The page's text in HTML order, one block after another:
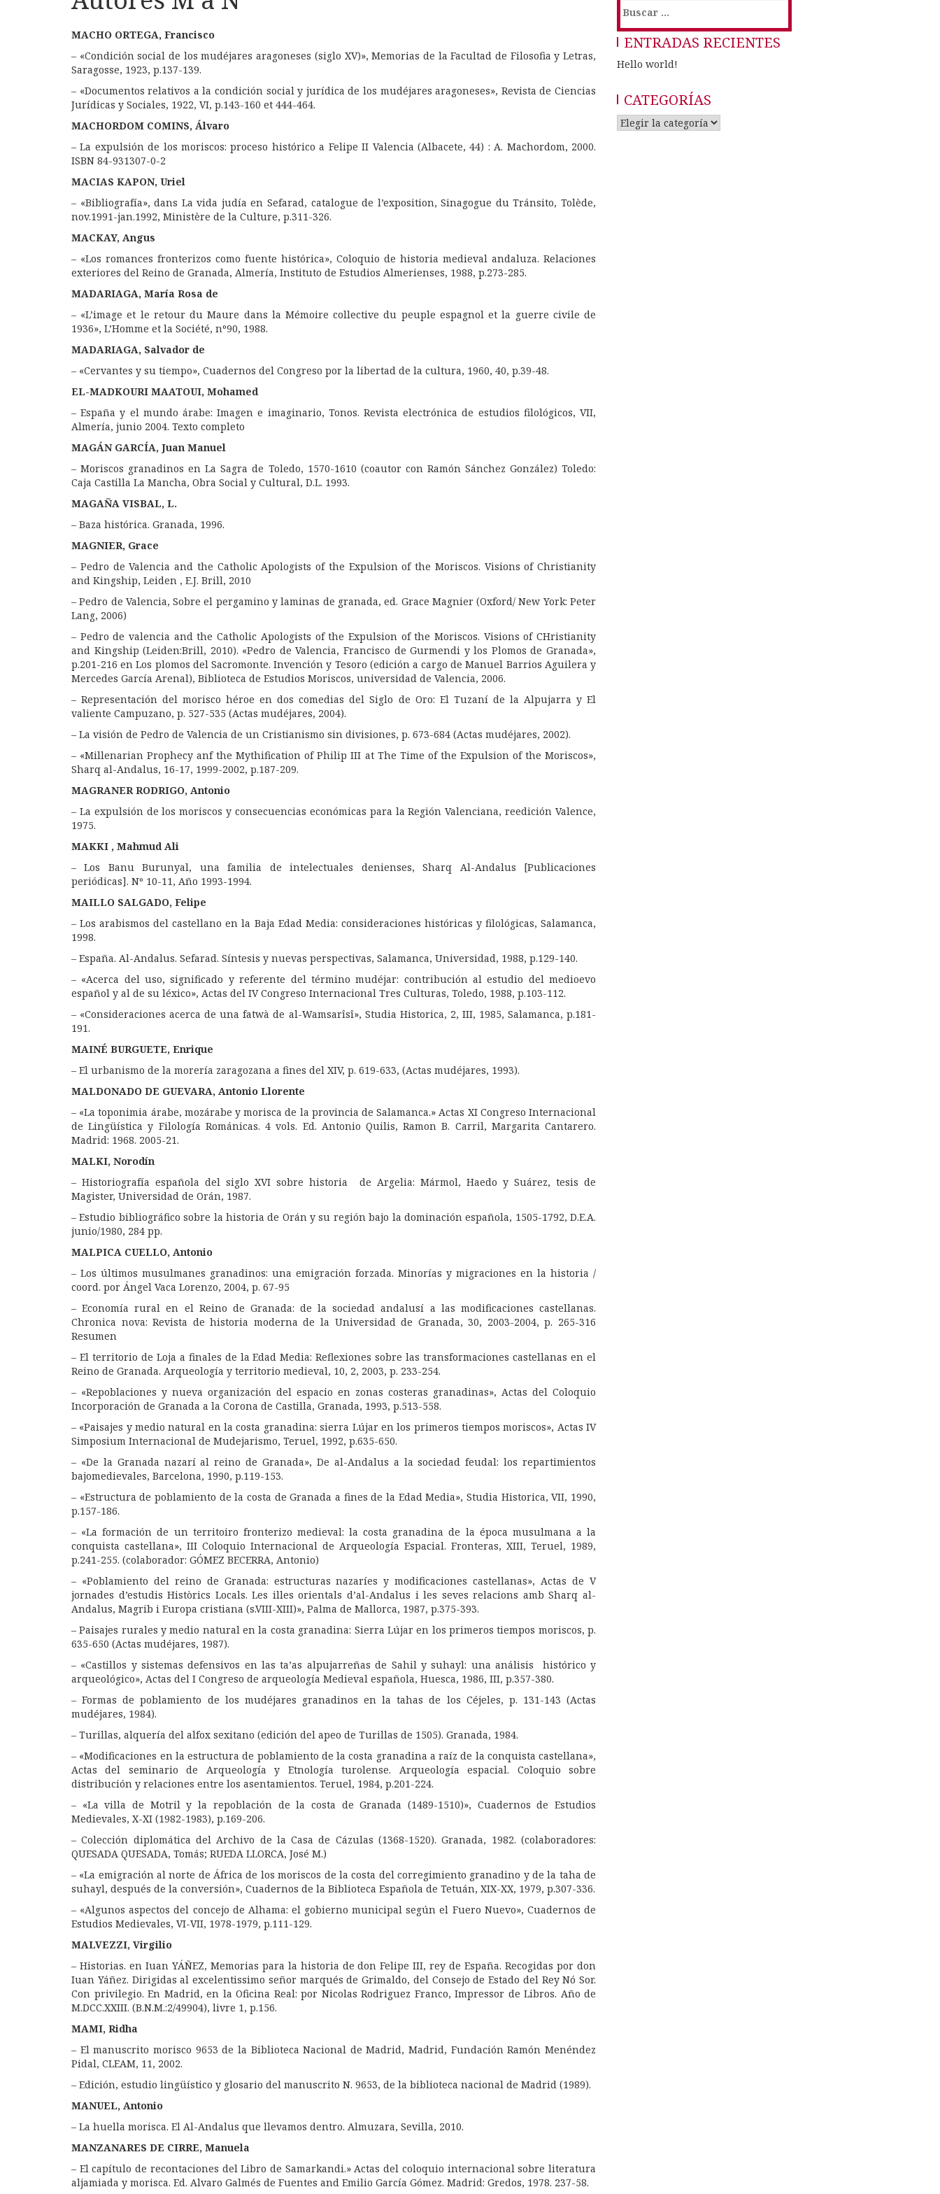
MACHO ORTEGA, Francisco
– «Condición social de los mudéjares aragoneses (siglo XV)», Memorias de la Facultad de Filosofia y Letras,
Saragosse, 1923, p.137-139.
– «Documentos relativos a la condición social y jurídica de los mudéjares aragoneses», Revista de Ciencias
Jurídicas y Sociales, 1922, VI, p.143-160 et 444-464.
MACHORDOM COMINS, Álvaro
–La expulsión de los moriscos: proceso histórico a Felipe II Valencia (Albacete, 44) : A. Machordom, 2000.
ISBN 84-931307-0-2
MACIAS KAPON, Uriel
– «Bibliografía», dans La vida judía en Sefarad, catalogue de l’exposition, Sinagogue du Tránsito, Tolède,
nov.1991-jan.1992, Ministère de la Culture, p.311-326.
MACKAY, Angus
– «Los romances fronterizos como fuente histórica», Coloquio de historia medieval andaluza. Relaciones
exteriores del Reino de Granada, Almería, Instituto de Estudios Almerienses, 1988, p.273-285.
MADARIAGA, María Rosa de
– «L’image et le retour du Maure dans la Mémoire collective du peuple espagnol et la guerre civile de
1936», L’Homme et la Société, nº90, 1988.
MADARIAGA, Salvador de
– «Cervantes y su tiempo», Cuadernos del Congreso por la libertad de la cultura, 1960, 40, p.39-48.
EL-MADKOURI MAATOUI, Mohamed
– España y el mundo árabe: Imagen e imaginario, Tonos. Revista electrónica de estudios filológicos, VII,
Almería, junio 2004. Texto completo
MAGÁN GARCÍA, Juan Manuel
–Moriscos granadinos en La Sagra de Toledo, 1570-1610 (coautor con Ramón Sánchez González) Toledo:
Caja Castilla La Mancha, Obra Social y Cultural, D.L. 1993.
MAGAÑA VISBAL, L.
– Baza histórica. Granada, 1996.
MAGNIER, Grace
– Pedro de Valencia and the Catholic Apologists of the Expulsion of the Moriscos. Visions of Christianity
and Kingship, Leiden , E.J. Brill, 2010
– Pedro de Valencia, Sobre el pergamino y laminas de granada, ed. Grace Magnier (Oxford/ New York: Peter
Lang, 2006)
– Pedro de valencia and the Catholic Apologists of the Expulsion of the Moriscos. Visions of CHristianity
and Kingship (Leiden:Brill, 2010). «Pedro de Valencia, Francisco de Gurmendi y los Plomos de Granada»,
p.201-216 en Los plomos del Sacromonte. Invención y Tesoro (edición a cargo de Manuel Barrios Aguilera y
Mercedes García Arenal), Biblioteca de Estudios Moriscos, universidad de Valencia, 2006.
– Representación del morisco héroe en dos comedias del Siglo de Oro: El Tuzaní de la Alpujarra y El
valiente Campuzano, p. 527-535 (Actas mudéjares, 2004).
– La visión de Pedro de Valencia de un Cristianismo sin divisiones, p. 673-684 (Actas mudéjares, 2002).
– «Millenarian Prophecy anf the Mythification of Philip III at The Time of the Expulsion of the Moriscos»,
Sharq al-Andalus, 16-17, 1999-2002, p.187-209.
MAGRANER RODRIGO, Antonio
– La expulsión de los moriscos y consecuencias económicas para la Región Valenciana, reedición Valence,
1975.
MAKKI , Mahmud Ali
–Los Banu Burunyal, una familia de intelectuales denienses,Sharq Al-Andalus [Publicaciones
periódicas]. Nº 10-11, Año 1993-1994.
MAILLO SALGADO, Felipe
– Los arabismos del castellano en la Baja Edad Media: consideraciones históricas y filológicas, Salamanca,
1998.
– España. Al-Andalus. Sefarad. Síntesis y nuevas perspectivas, Salamanca, Universidad, 1988, p.129-140.
– «Acerca del uso, significado y referente del término mudéjar: contribución al estudio del medioevo
español y al de su léxico», Actas del IV Congreso Internacional Tres Culturas, Toledo, 1988, p.103-112.
– «Consideraciones acerca de una fatwà de al-Wamsarîsî», Studia Historica, 2, III, 1985, Salamanca, p.181-
191.
MAINÉ BURGUETE, Enrique
– El urbanismo de la morería zaragozana a fines del XIV, p. 619-633, (Actas mudéjares, 1993).
MALDONADO DE GUEVARA, Antonio Llorente
– «La toponimia árabe, mozárabe y morisca de la provincia de Salamanca.» Actas XI Congreso Internacional
de Lingüística y Filología Románicas. 4 vols. Ed. Antonio Quilis, Ramon B. Carril, Margarita Cantarero.
Madrid: 1968. 2005-21.
MALKI, Norodín
– Historiografía española del siglo XVI sobre historia de Argelia: Mármol, Haedo y Suárez, tesis de
Magister, Universidad de Orán, 1987.
– Estudio bibliográfico sobre la historia de Orán y su región bajo la dominación española, 1505-1792, D.E.A.
junio/1980, 284 pp.
MALPICA CUELLO, Antonio
– Los últimos musulmanes granadinos: una emigración forzada. Minorías y migraciones en la historia /
coord. por Ángel Vaca Lorenzo, 2004, p. 67-95
– Economía rural en el Reino de Granada: de la sociedad andalusí a las modificaciones castellanas.
Chronica nova: Revista de historia moderna de la Universidad de Granada, 30, 2003-2004, p. 265-316
Resumen
– El territorio de Loja a finales de la Edad Media: Reflexiones sobre las transformaciones castellanas en el
Reino de Granada. Arqueología y territorio medieval, 10, 2, 2003, p. 233-254.
– «Repoblaciones y nueva organización del espacio en zonas costeras granadinas», Actas del Coloquio
Incorporación de Granada a la Corona de Castilla, Granada, 1993, p.513-558.
– «Paisajes y medio natural en la costa granadina: sierra Lújar en los primeros tiempos moriscos», Actas IV
Simposium Internacional de Mudejarismo, Teruel, 1992, p.635-650.
– «De la Granada nazarí al reino de Granada», De al-Andalus a la sociedad feudal: los repartimientos
bajomedievales, Barcelona, 1990, p.119-153.
– «Estructura de poblamiento de la costa de Granada a fines de la Edad Media», Studia Historica, VII, 1990,
p.157-186.
– «La formación de un territoiro fronterizo medieval: la costa granadina de la época musulmana a la
conquista castellana», III Coloquio Internacional de Arqueología Espacial. Fronteras, XIII, Teruel, 1989,
p.241-255. (colaborador: GÓMEZ BECERRA, Antonio)
– «Poblamiento del reino de Granada: estructuras nazaríes y modificaciones castellanas», Actas de V
jornades d’estudis Històrics Locals. Les illes orientals d’al-Andalus i les seves relacions amb Sharq al-
Andalus, Magrib i Europa cristiana (s.VIII-XIII)», Palma de Mallorca, 1987, p.375-393.
– Paisajes rurales y medio natural en la costa granadina: Sierra Lújar en los primeros tiempos moriscos, p.
635-650 (Actas mudéjares, 1987).
– «Castillos y sistemas defensivos en las ta’as alpujarreñas de Sahil y suhayl: una análisis histórico y
arqueológico», Actas del I Congreso de arqueología Medieval española, Huesca, 1986, III, p.357-380.
– Formas de poblamiento de los mudéjares granadinos en la tahas de los Céjeles, p. 131-143 (Actas
mudéjares, 1984).
– Turillas, alquería del alfox sexitano (edición del apeo de Turillas de 1505). Granada, 1984.
– «Modificaciones en la estructura de poblamiento de la costa granadina a raíz de la conquista castellana»,
Actas del seminario de Arqueología y Etnología turolense. Arqueología espacial. Coloquio sobre
distribución y relaciones entre los asentamientos. Teruel, 1984, p.201-224.
– «La villa de Motril y la repoblación de la costa de Granada (1489-1510)», Cuadernos de Estudios
Medievales, X-XI (1982-1983), p.169-206.
– Colección diplomática del Archivo de la Casa de Cázulas (1368-1520). Granada, 1982. (colaboradores:
QUESADA QUESADA, Tomás; RUEDA LLORCA, José M.)
– «La emigración al norte de África de los moriscos de la costa del corregimiento granadino y de la taha de
suhayl, después de la conversión», Cuadernos de la Biblioteca Española de Tetuán, XIX-XX, 1979, p.307-336.
– «Algunos aspectos del concejo de Alhama: el gobierno municipal según el Fuero Nuevo», Cuadernos de
Estudios Medievales, VI-VII, 1978-1979, p.111-129.
MALVEZZI, Virgilio
– Historias. en Iuan YÁÑEZ, Memorias para la historia de don Felipe III, rey de España. Recogidas por don
Iuan Yáñez. Dirigidas al excelentissimo señor marqués de Grimaldo, del Consejo de Estado del Rey Nó Sor.
Con privilegio. En Madrid, en la Oficina Real: por Nicolas Rodriguez Franco, Impressor de Libros. Año de
M.DCC.XXIII. (B.N.M.:2/49904), livre 1, p.156.
MAMI, Ridha
– El manuscrito morisco 9653 de la Biblioteca Nacional de Madrid, Madrid, Fundación Ramón Menéndez
Pidal, CLEAM, 11, 2002.
– Edición, estudio lingüístico y glosario del manuscrito N. 9653, de la biblioteca nacional de Madrid (1989).
MANUEL, Antonio
– La huella morisca. El Al-Andalus que llevamos dentro. Almuzara, Sevilla, 2010.
MANZANARES DE CIRRE, Manuela
– El capítulo de recontaciones del Libro de Samarkandi.» Actas del coloquio internacional sobre literatura
aljamiada y morisca. Ed. Alvaro Galmés de Fuentes and Emilio García Gómez. Madrid: Gredos, 1978. 237-58.
Buscar:
ENTRADAS RECIENTES
Hello world!
CATEGORÍAS
Categorías